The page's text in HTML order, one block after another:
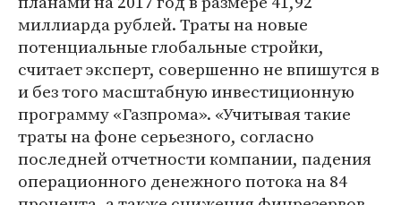
миллиарда рублей. Траты на новые
потенциальные глобальные стройки,
считает эксперт, совершенно не впишутся в
и без того масштабную инвестиционную
программу «Газпрома». «Учитывая такие
траты на фоне серьезного, согласно
последней отчетности компании, падения
операционного денежного потока на 84